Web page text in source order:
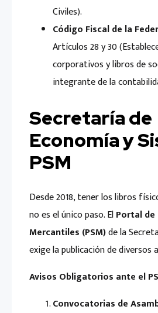
Civiles).
Código Fiscal de la
Artículos 28 y 30
corporativos y libros de
integrante de la
Secretaría de
Economía y
PSM
Desde 2018, tener los libros
no es el único paso. ElPortal de
Mercantiles (PSM)de la
exige la publicación de
Avisos Obligatorios ante el
Convocatorias de